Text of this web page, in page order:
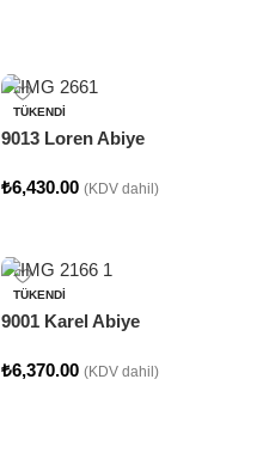
TÜKENDI
9013 Loren Abiye
₺6,430.00 (KDV dahil)
TÜKENDI
9001 Karel Abiye
₺6,370.00 (KDV dahil)